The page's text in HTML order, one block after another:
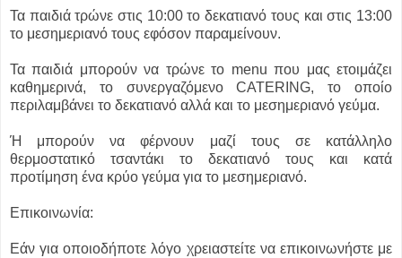
Τα παιδιά τρώνε στις 10:00 το δεκατιανό τους και στις 13:00
το μεσημεριανό τους εφόσον παραμείνουν.
Τα παιδιά μπορούν να τρώνε το menu που μας ετοιμάζει
καθημερινά, το συνεργαζόμενο CATERING, το οποίο
περιλαμβάνει το δεκατιανό αλλά και το μεσημεριανό γεύμα.
Ή μπορούν να φέρνουν μαζί τους σε κατάλληλο
θερμοστατικό τσαντάκι το δεκατιανό τους και κατά
προτίμηση ένα κρύο γεύμα για το μεσημεριανό.
Επικοινωνία:
Εάν για οποιοδήποτε λόγο χρειαστείτε να επικοινωνήστε με